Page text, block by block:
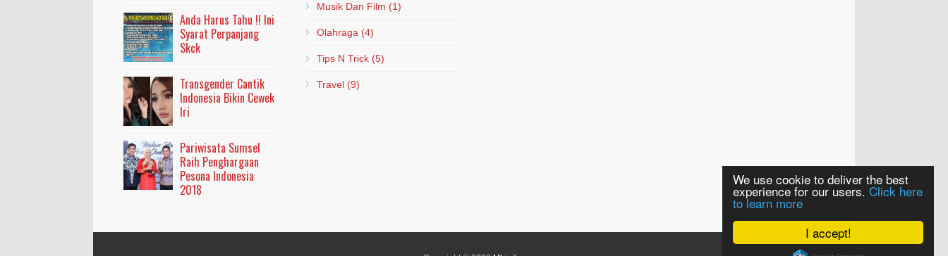
I accept!
We use cookie to deliver the best
experience for our users. Click here
to learn more
Anda Harus Tahu !! Ini
Syarat Perpanjang
Skck
Transgender Cantik
Indonesia Bikin Cewek
Iri
Pariwisata Sumsel
Raih Penghargaan
Pesona Indonesia
2018
Musik Dan Film (1)
Olahraga (4)
Tips N Trick (5)
Travel (9)